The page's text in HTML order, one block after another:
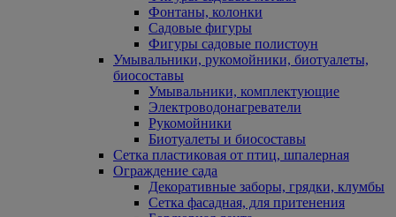
Фонтаны, колонки
Садовые фигуры
Фигуры садовые полистоун
Умывальники, рукомойники, биотуалеты,
биосоставы
Умывальники, комплектующие
Электроводонагреватели
Рукомойники
Биотуалеты и биосоставы
Сетка пластиковая от птиц, шпалерная
Ограждение сада
Декоративные заборы, грядки, клумбы
Сетка фасадная, для притенения